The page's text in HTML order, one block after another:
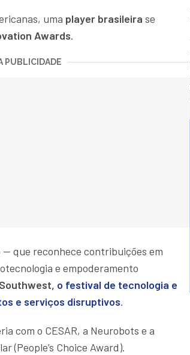
uma player brasileira se
Awards.
PUBLICIDADE
— que reconhece contribuições em
e empoderamento
o festival de tecnologia e
e serviços disruptivos.
com o CESAR, a Neurobots e a
(People’s Choice Award).